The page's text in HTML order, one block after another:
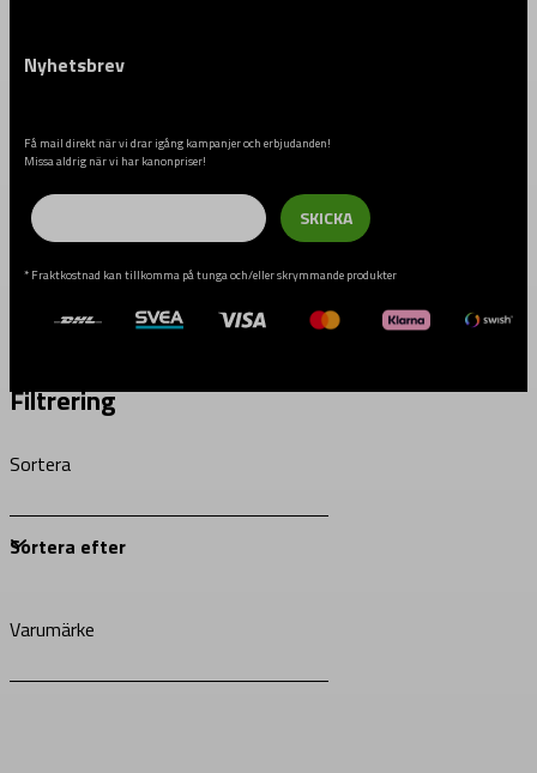
Nyhetsbrev
Få mail direkt när vi drar igång kampanjer och erbjudanden!
Missa aldrig när vi har kanonpriser!
Email
SKICKA
* Fraktkostnad kan tillkomma på tunga och/eller skrymmande produkter
Filtrering
Sortera
Varumärke